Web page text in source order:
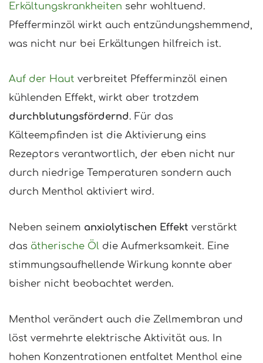
Erkältungskrankheiten sehr wohltuend.
Pfefferminzöl wirkt auch entzündungshemmend,
was nicht nur bei Erkältungen hilfreich ist.
Auf der Haut verbreitet Pfefferminzöl einen
kühlenden Effekt, wirkt aber trotzdem
durchblutungsfördernd. Für das
Kälteempfinden ist die Aktivierung eins
Rezeptors verantwortlich, der eben nicht nur
durch niedrige Temperaturen sondern auch
durch Menthol aktiviert wird.
Neben seinem anxiolytischen Effekt verstärkt
das ätherische Öl die Aufmerksamkeit. Eine
stimmungsaufhellende Wirkung konnte aber
bisher nicht beobachtet werden.
Menthol verändert auch die Zellmembran und
löst vermehrte elektrische Aktivität aus. In
hohen Konzentrationen entfaltet Menthol eine